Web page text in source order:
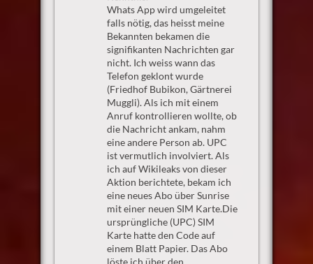
Whats App wird umgeleitet
falls nötig, das heisst meine
Bekannten bekamen die
signifikanten Nachrichten gar
nicht. Ich weiss wann das
Telefon geklont wurde
(Friedhof Bubikon, Gärtnerei
Muggli). Als ich mit einem
Anruf kontrollieren wollte, ob
die Nachricht ankam, nahm
eine andere Person ab. UPC
ist vermutlich involviert. Als
ich auf Wikileaks von dieser
Aktion berichtete, bekam ich
eine neues Abo über Sunrise
mit einer neuen SIM Karte.Die
ursprüngliche (UPC) SIM
Karte hatte den Code auf
einem Blatt Papier. Das Abo